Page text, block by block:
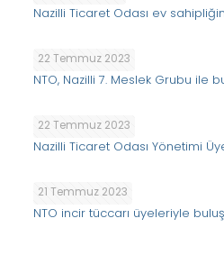
Nazilli Ticaret Odası ev
22 Temmuz 2023
NTO, Nazilli 7. Meslek Grubu ile
22 Temmuz 2023
Nazilli Ticaret Odası Yönetimi
21 Temmuz 2023
NTO incir tüccarı üyeleriyle